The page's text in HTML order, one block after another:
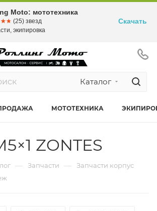
Каталог
МОТОТЕХНИКА
ZONTES
— Запчасти — Запчасти корпус
Moto: мототехника
(25) звезд
экипировка
Скачать